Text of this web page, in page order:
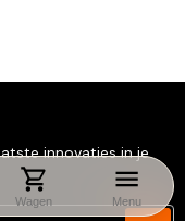
Wagen Menu
innovaties in je